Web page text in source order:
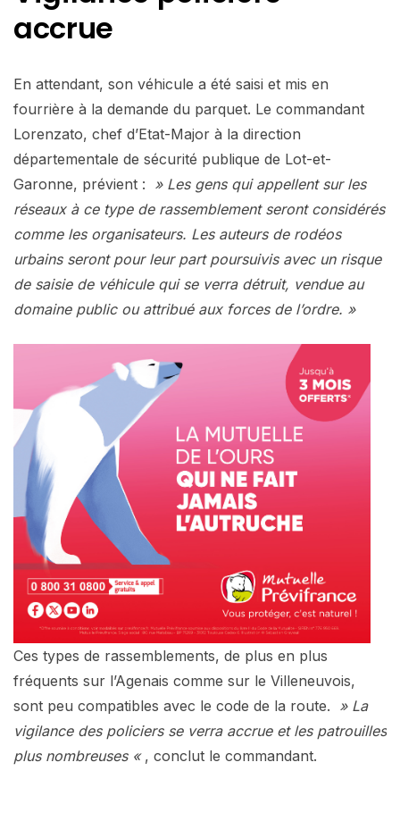
accrue
En attendant, son véhicule a été saisi et mis en
fourrière à la demande du parquet. Le commandant
Lorenzato, chef d’Etat-Major à la direction
départementale de sécurité publique de Lot-et-
Garonne, prévient : » Les gens qui appellent sur les
réseaux à ce type de rassemblement seront considérés
comme les organisateurs. Les auteurs de rodéos
urbains seront pour leur part poursuivis avec un risque
de saisie de véhicule qui se verra détruit, vendue au
domaine public ou attribué aux forces de l’ordre. »
Ces types de rassemblements, de plus en plus
fréquents sur l’Agenais comme sur le Villeneuvois,
sont peu compatibles avec le code de la route. » La
vigilance des policiers se verra accrue et les patrouilles
plus nombreuses « , conclut le commandant.